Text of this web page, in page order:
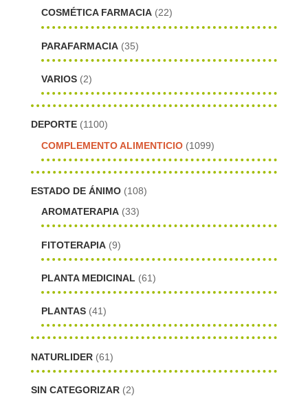
COSMÉTICA FARMACIA (22)
PARAFARMACIA (35)
VARIOS (2)
DEPORTE (1100)
COMPLEMENTO ALIMENTICIO (1099)
ESTADO DE ÁNIMO (108)
AROMATERAPIA (33)
FITOTERAPIA (9)
PLANTA MEDICINAL (61)
PLANTAS (41)
NATURLIDER (61)
SIN CATEGORIZAR (2)